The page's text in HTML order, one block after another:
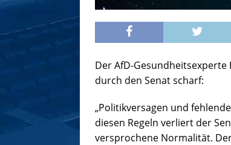
Der AfD-
durch den Senat scharf:
„Politikversagen und
diesen Regeln verliert der
versprochene Normalität.